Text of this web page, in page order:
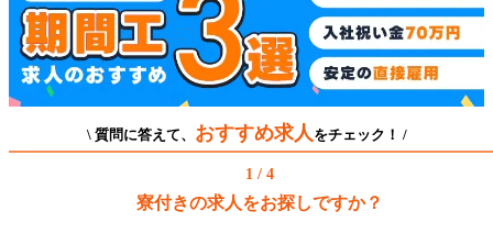
\ 質問に答えて、 おすすめ求人 をチェック！ /
1 / 4
寮付きの求人をお探しですか？